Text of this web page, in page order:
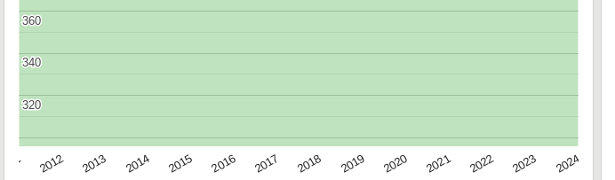
2012 2013 2014 2015 2016 2017 2018 2019 2020 2021 2022 2023 2024
320
320
340
340
360
360